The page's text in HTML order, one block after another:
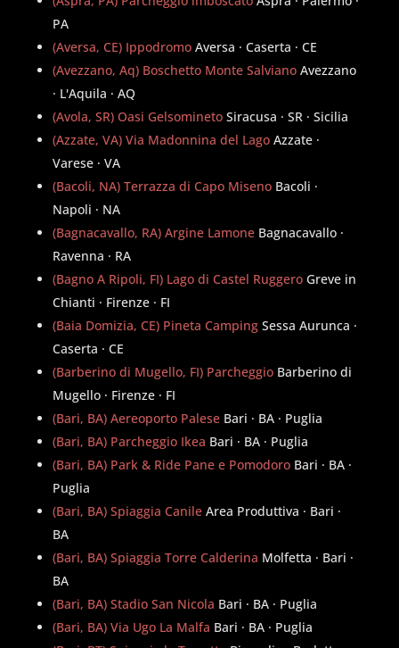
PA
(Aversa, CE) Ippodromo Aversa · Caserta · CE
(Avezzano, Aq) Boschetto Monte Salviano Avezzano
· L'Aquila · AQ
(Avola, SR) Oasi Gelsomineto Siracusa · SR · Sicilia
(Azzate, VA) Via Madonnina del Lago Azzate ·
Varese · VA
(Bacoli, NA) Terrazza di Capo Miseno Bacoli ·
Napoli · NA
(Bagnacavallo, RA) Argine Lamone Bagnacavallo ·
Ravenna · RA
(Bagno A Ripoli, FI) Lago di Castel Ruggero Greve in
Chianti · Firenze · FI
(Baia Domizia, CE) Pineta Camping Sessa Aurunca ·
Caserta · CE
(Barberino di Mugello, FI) Parcheggio Barberino di
Mugello · Firenze · FI
(Bari, BA) Aereoporto Palese Bari · BA · Puglia
(Bari, BA) Parcheggio Ikea Bari · BA · Puglia
(Bari, BA) Park & Ride Pane e Pomodoro Bari · BA ·
Puglia
(Bari, BA) Spiaggia Canile Area Produttiva · Bari ·
BA
(Bari, BA) Spiaggia Torre Calderina Molfetta · Bari ·
BA
(Bari, BA) Stadio San Nicola Bari · BA · Puglia
(Bari, BA) Via Ugo La Malfa Bari · BA · Puglia